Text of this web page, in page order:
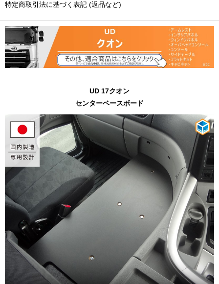
特定商取引法に基づく表記 (返品など)
UD 17クオン
センターベースボード